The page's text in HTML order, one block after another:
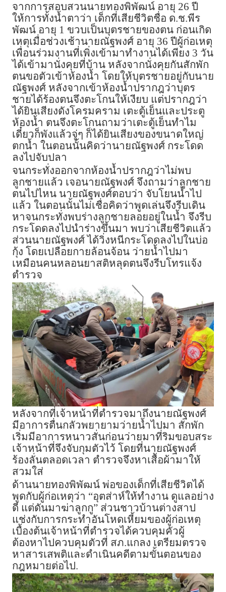
จากการสอบสวนนายทองพิพัฒน์ อายุ 26 ปี
ให้การทั้งน้ำตาว่า เด็กที่เสียชีวิตชื่อ ด.ช.พีร
พัฒน์ อายุ 1 ขวบเป็นบุตรชายของตน ก่อนเกิด
เหตุเมื่อช่วงเช้านายณัฐพงศ์ อายุ 36 ปีผู้ก่อเหตุ
เพื่อนร่วมงานที่เพิ่งเข้ามาทำงานได้เพียง 3 วัน
ได้เข้ามานั่งคุยที่บ้าน หลังจากนั่งคุยกันสักพัก
ตนขอตัวเข้าห้องน้ำ โดยให้บุตรชายอยู่กับนาย
ณัฐพงศ์ หลังจากเข้าห้องน้ำปรากฎว่าบุตร
ชายได้ร้องตนจึงตะโกนให้เงียบ แต่ปรากฎว่า
ได้ยินเสียงดังโครมคราม เตะตู้เย็นและประตู
ห้องน้ำ ตนจึงตะโกนถามว่าเตะตู้เย็นทำไม
เดี๋ยวก็พังแล้วจู่ๆ ก็ได้ยินเสียงของขนาดใหญ่
ตกน้ำ ในตอนนั้นคิดว่านายณัฐพงศ์ กระโดด
ลงไปจับปลา
จนกระทั่งออกจากห้องน้ำปรากฎว่าไม่พบ
ลูกชายแล้ว เจอนายณัฐพงศ์ จึงถามว่าลูกชาย
ตนไปไหน นายณัฐพงศ์ตอบว่า จับโยนน้ำไป
แล้ว ในตอนนั้นไม่เชื่อคิดว่าพูดเล่นจึงรีบเดิน
หาจนกระทั่งพบร่างลูกชายลอยอยู่ในน้ำ จึงรีบ
กระโดดลงไปนำร่างขึ้นมา พบว่าเสียชีวิตแล้ว
ส่วนนายณัฐพงศ์ ได้วิ่งหนีกระโดดลงไปในบ่อ
กุ้ง โดยเปลือยกายล้อนจ้อน ว่ายน้ำไปมา
เหมือนคนหลอนยาสติหลุดตนจึงรีบโทรแจ้ง
ตำรวจ
หลังจากที่เจ้าหน้าที่ตำรวจมาถึงนายณัฐพงศ์
มีอาการตื่นกลัวพยายามว่ายน้ำไปมา สักพัก
เริ่มมีอาการหนาวสั่นก่อนว่ายมาที่ริมขอบสระ
เจ้าหน้าที่จึงจับกุมตัวไว้ โดยที่นายณัฐพงศ์
ร้องลั่นตลอดเวลา ตำรวจจึงหาเสืัอผ้ามาให้
สวมใส่
ด้านนายทองพิพัฒน์ พ่อของเด็กที่เสียชีวิตได้
พูดกับผู้ก่อเหตุว่า “อุตส่าห์ให้ทำงาน ดูแลอย่าง
ดี แต่ดันมาฆ่าลูกกู” ส่วนชาวบ้านต่างสาป
แช่งกับการกระทำอันโหดเหี้ยมของผู้ก่อเหตุ
เบื้องต้นเจ้าหน้าที่ตำรวจได้ควบคุมคัวผู้
ต้องหาไปควบคุมตัวที่ สภ.แกลง เตรียมตรวจ
หาสารเสพติและดำเนินคดีตามขั้นตอนของ
กฎหมายต่อไป.